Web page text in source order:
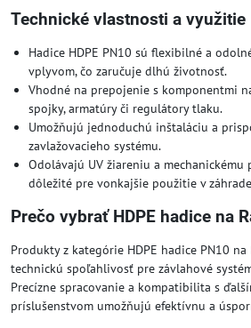
Technické vlastnosti a využitie
Hadice HDPE PN10 sú flexibilné a
vplyvom, čo zaručuje dlhú životnosť.
Vhodné na prepojenie s komponentmi
spojky, armatúry či regulátory tlaku.
Umožňujú jednoduchú inštaláciu a
zavlažovacieho systému.
Odolávajú UV žiareniu a mechanickému
dôležité pre vonkajšie použitie v
Prečo vybrať HDPE hadice na
Produkty z kategórie HDPE hadice PN10 na
technickú spoľahlivosť pre závlahové
Precízne spracovanie a kompatibilita s
príslušenstvom umožňujú efektívnu a